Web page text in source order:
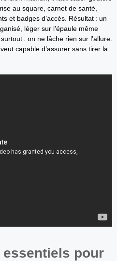
au square, carnet de santé,
et badges d’accès. Résultat : un
léger sur l’épaule même
: on ne lâche rien sur l’allure.
capable d’assurer sans tirer la
pour